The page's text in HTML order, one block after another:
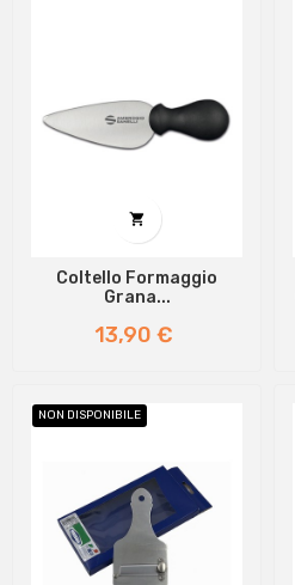

Coltello Formaggio
Grana...
Prezzo
13,90 €
NON DISPONIBILE